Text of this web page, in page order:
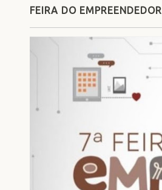
FEIRA DO EMPREENDEDOR